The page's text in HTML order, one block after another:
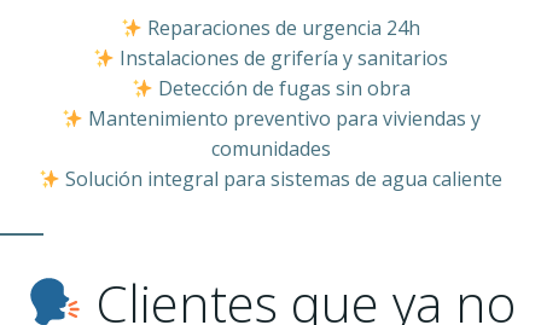
Reparaciones de urgencia 24h
Instalaciones de grifería y sanitarios
Detección de fugas sin obra
Mantenimiento preventivo para viviendas y
comunidades
Solución integral para sistemas de agua caliente
Clientes que ya no